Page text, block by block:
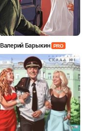
Валерий Барыкин PRO